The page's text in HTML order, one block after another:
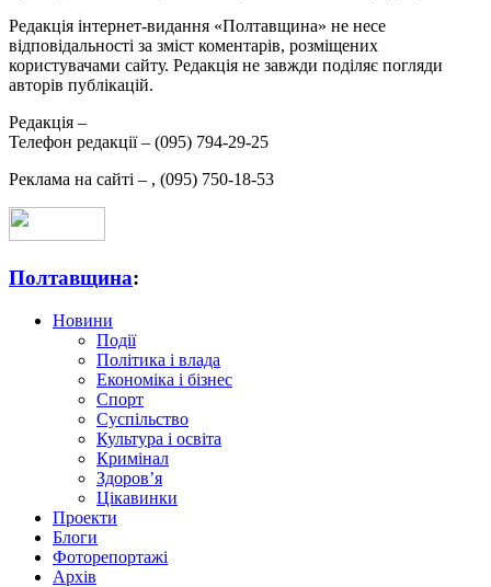
Редакція інтернет-видання «Полтавщина» не несе
відповідальності за зміст коментарів, розміщених
користувачами сайту. Редакція не завжди поділяє погляди
авторів публікацій.
Редакція –
Телефон редакції – (095) 794-29-25
Реклама на сайті – , (095) 750-18-53
Полтавщина:
Новини
Події
Політика і влада
Економіка і бізнес
Спорт
Суспільство
Культура і освіта
Кримінал
Здоров’я
Цікавинки
Проекти
Блоги
Фоторепортажі
Архів